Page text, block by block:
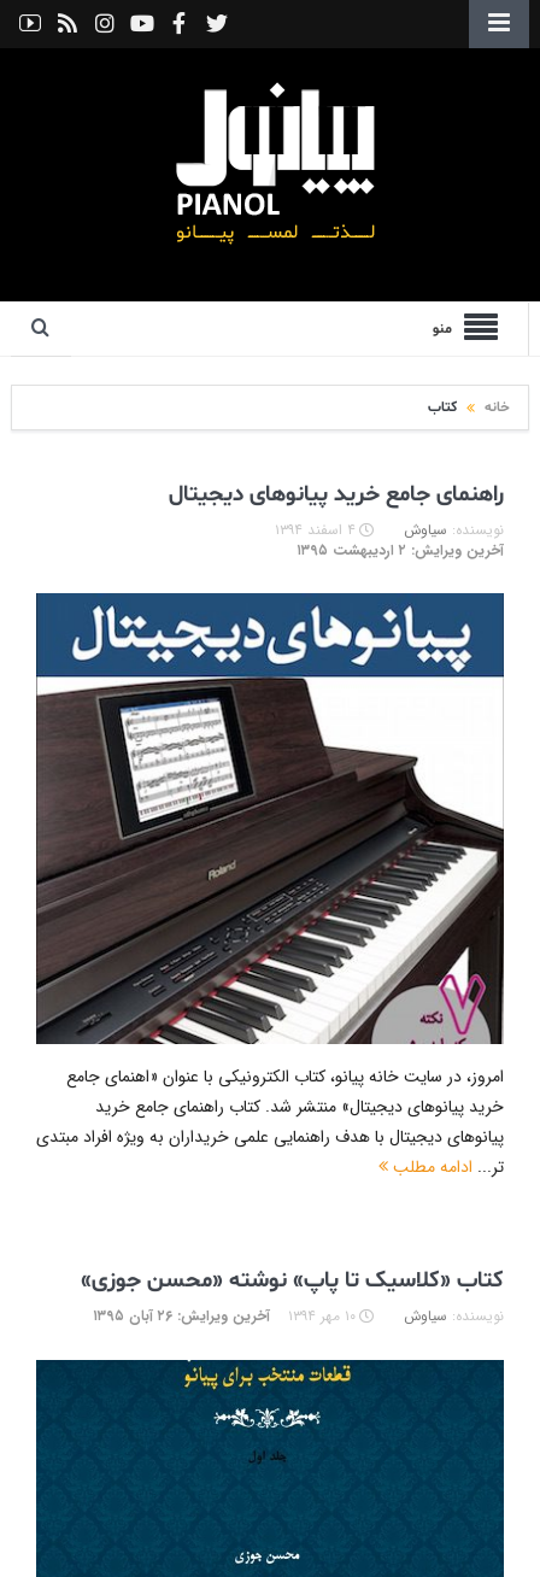
منو
خانه کتاب
راهنمای جامع خرید پیانوهای دیجیتال
نویسنده: سیاوش
۴ اسفند ۱۳۹۴
آخرین ویرایش: ۲ اردیبهشت ۱۳۹۵
امروز، در سایت خانه پیانو، کتاب الکترونیکی با عنوان «اهنمای جامع
خرید پیانوهای دیجیتال» منتشر شد. کتاب راهنمای جامع خرید
پیانوهای دیجیتال با هدف راهنمایی علمی خریداران به ویژه افراد مبتدی
تر... ادامه مطلب
کتاب «کلاسیک تا پاپ» نوشته «محسن جوزی»
نویسنده: سیاوش ۱۰ مهر ۱۳۹۴ آخرین ویرایش: ۲۶ آبان ۱۳۹۵